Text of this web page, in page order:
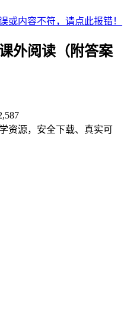
或内容不符，请点此报错！
外阅读（附答案
资源，安全下载、真实可